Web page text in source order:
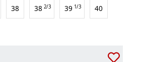
38 38 2/3 39 1/3 40